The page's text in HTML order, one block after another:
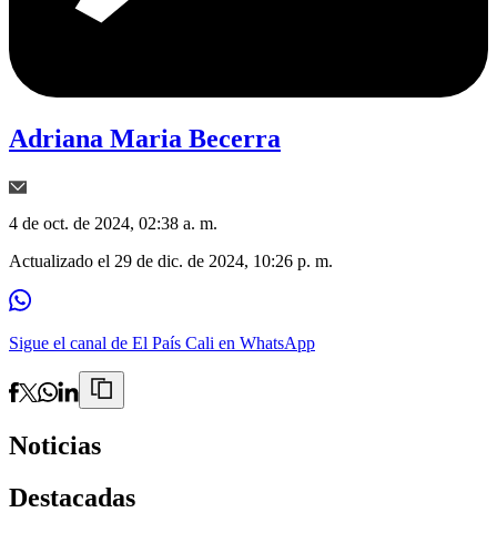
Adriana Maria Becerra
4 de oct. de 2024, 02:38 a. m.
Actualizado el 29 de dic. de 2024, 10:26 p. m.
Sigue el canal de El País Cali en WhatsApp
Noticias
Destacadas